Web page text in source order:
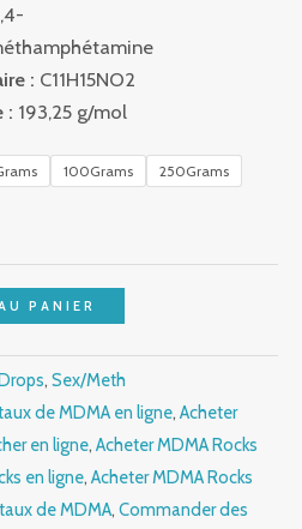
: C11H15NO2
: 193,25 g/mol
100Grams
250Grams
PANIER
, Sex/Meth
de MDMA en ligne, Acheter
en ligne, Acheter MDMA Rocks
en ligne, Acheter MDMA Rocks
de MDMA, Commander des